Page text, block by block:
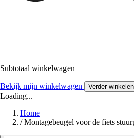
Subtotaal winkelwagen
Bekijk mijn winkelwagen Verder winkelen
Loading...
Home
/ Montagebeugel voor de fiets